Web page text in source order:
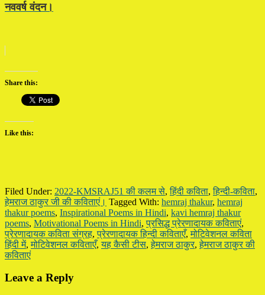
नववर्ष वंदन।
Share this:
Like this:
Filed Under: 2022-KMSRAJ51 की कलम से,हिंदी कविता,हिन्दी-कविता,
हेमराज ठाकुर जी की कविताएं। Tagged With: hemraj thakur, hemraj
thakur poems, Inspirational Poems in Hindi, kavi hemraj thakur
poems, Motivational Poems in Hindi,प्रसिद्ध प्रेरणादायक कविताएं,
प्रेरणादायक कविता संग्रह,प्रेरणादायक हिन्दी कविताएँ,मोटिवेशनल कविता
हिंदी में,मोटिवेशनल कविताएँ,यह कैसी टीस,हेमराज ठाकुर,हेमराज ठाकुर की
कविताएं
Reader
Leave a Reply